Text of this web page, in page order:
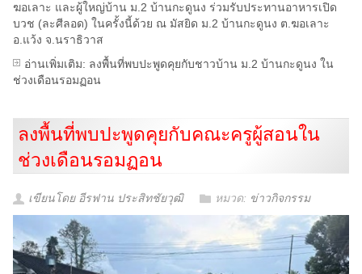
ฆอเลาะ และผู้ใหญ่บ้าน ม.2 บ้านกะดูนง ร่วมรับประทานอาหารเปิด
บวช (ละศีลอด) ในครั้งนี้ด้วย ณ มัสยิด ม.2 บ้านกะดูนง ต.ฆอเลาะ
อ.แว้ง จ.นราธิวาส
อ่านเพิ่มเติม: ลงพื้นที่พบปะพูดคุยกับชาวบ้าน ม.2 บ้านกะดูนง ใน
ช่วงเดือนรอมฏอน
ลงพื้นที่พบปะพูดคุยกับคณะครูผู้สอนใน
ช่วงเดือนรอมฏอน
เขียนโดย อีรฟาน ประสิทชัยวุฒิ หมวด: ข่าวกิจกรรม